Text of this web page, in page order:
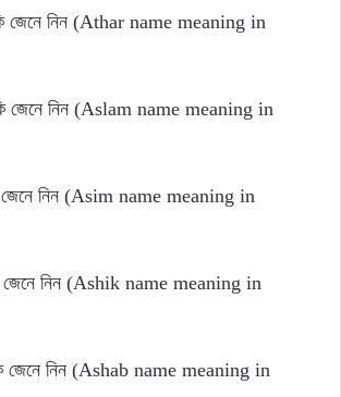
জেনে নিন (Athar name meaning in
জেনে নিন (Aslam name meaning in
জেনে নিন (Asim name meaning in
জেনে নিন (Ashik name meaning in
জেনে নিন (Ashab name meaning in